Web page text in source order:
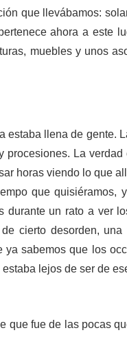
que llevábamos:
ahora a este
muebles y unos
estaba llena de gente.
procesiones. La verdad
horas viendo lo que
que quisiéramos,
durante un rato a ver
cierto desorden, una
ya sabemos que los
lejos de ser de
que fue de las pocas